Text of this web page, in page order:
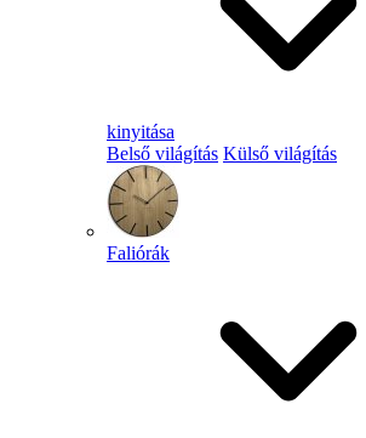
kinyitása
Belső világítás Külső világítás
Faliórák